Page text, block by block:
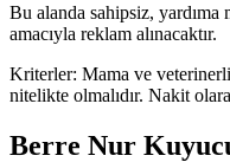
Bu alanda sahipsiz,
amacıyla reklam alınacaktır.
Kriterler: Mama ve
nitelikte olmalıdır. Nakit
Berre Nur